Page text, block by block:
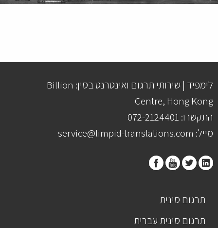
לימפיד | שירותי תרגום ואינטרנט בסין: Billion
Centre, Hong Kong
התקשרו: 072-2124401
מייל: service@limpid-translations.com
תרגום סינית
תרגום סינית עברית